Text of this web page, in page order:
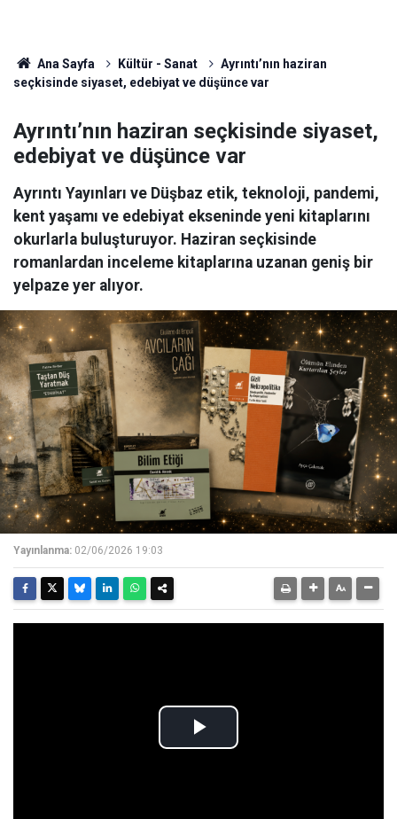
Ana Sayfa Kültür - Sanat
Ayrıntı’nın haziran
seçkisinde siyaset, edebiyat ve düşünce var
Ayrıntı’nın haziran seçkisinde siyaset,
edebiyat ve düşünce var
Ayrıntı Yayınları ve Düşbaz etik, teknoloji, pandemi,
kent yaşamı ve edebiyat ekseninde yeni kitaplarını
okurlarla buluşturuyor. Haziran seçkisinde
romanlardan inceleme kitaplarına uzanan geniş bir
yelpaze yer alıyor.
Yayınlanma: 02/06/2026 19:03